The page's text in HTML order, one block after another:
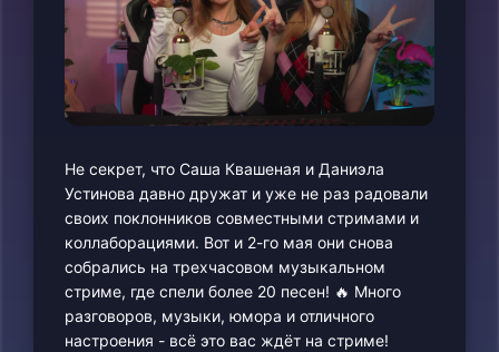
Не секрет, что Саша Квашеная и Даниэла
Устинова давно дружат и уже не раз радовали
своих поклонников совместными стримами и
коллаборациями. Вот и 2-го мая они снова
собрались на трехчасовом музыкальном
стриме, где спели более 20 песен! 🔥 Много
разговоров, музыки, юмора и отличного
настроения - всё это вас ждёт на стриме!